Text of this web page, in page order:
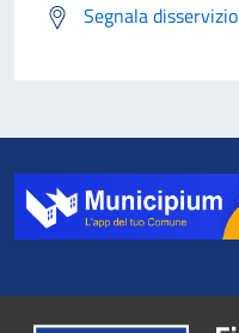
Segnala disservizio